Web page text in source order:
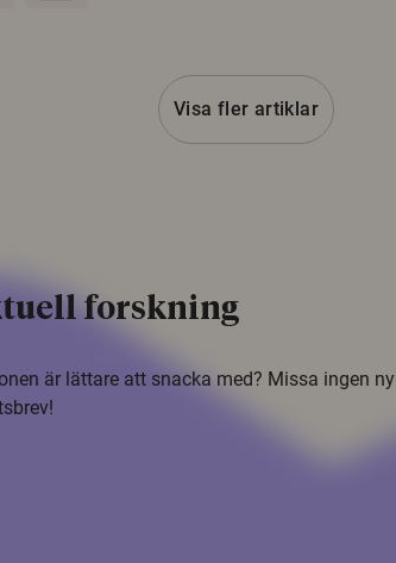
Visa fler artiklar
forskning
är lättare att snacka med? Missa ingen ny